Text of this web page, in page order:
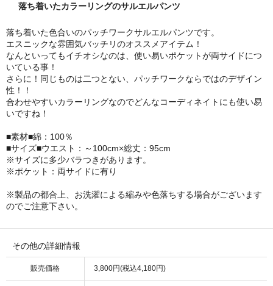
落ち着いたカラーリングのサルエルパンツ
落ち着いた色合いのパッチワークサルエルパンツです。
エスニックな雰囲気バッチリのオススメアイテム！
なんといってもイチオシなのは、使い易いポケットが両サイドにつ
いている事！
さらに！同じものは二つとない、パッチワークならではのデザイン
性！！
合わせやすいカラーリングなのでどんなコーディネイトにも使い易
いですね！
■素材■綿：100％
■サイズ■ウエスト：～100cm×総丈：95cm
※サイズに多少バラつきがあります。
※ポケット：両サイドに有り
※製品の都合上、お洗濯による縮みや色落ちする場合がございます
のでご注意下さい。
その他の詳細情報
販売価格 3,800円(税込4,180円)